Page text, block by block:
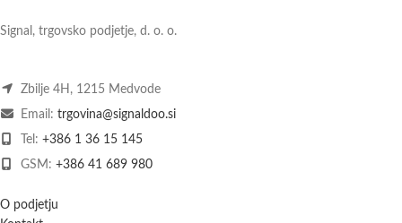
Signal, trgovsko podjetje, d. o. o.
Zbilje 4H, 1215 Medvode
Email: trgovina@signaldoo.si
Tel: +386 1 36 15 145
GSM: +386 41 689 980
O podjetju